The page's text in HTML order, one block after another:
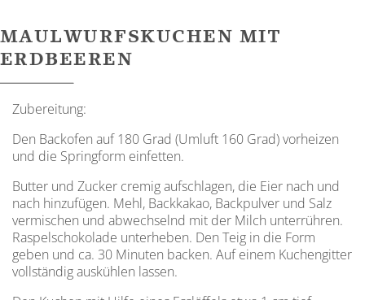
MAULWURFSKUCHEN MIT
ERDBEEREN
Zubereitung:
Den Backofen auf 180 Grad (Umluft 160 Grad) vorheizen
und die Springform einfetten.
Butter und Zucker cremig aufschlagen, die Eier nach und
nach hinzufügen. Mehl, Backkakao, Backpulver und Salz
vermischen und abwechselnd mit der Milch unterrühren.
Raspelschokolade unterheben. Den Teig in die Form
geben und ca. 30 Minuten backen. Auf einem Kuchengitter
vollständig auskühlen lassen.